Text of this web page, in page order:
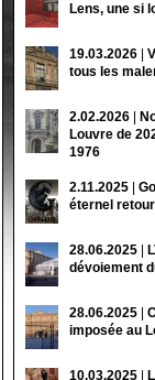
Lens, une si
19.03.2026
tous les
2.02.2026
Louvre de
1976
2.11.2025
éternel retour
28.06.2025
dévoiement
28.06.2025
imposée au
10.03.2025